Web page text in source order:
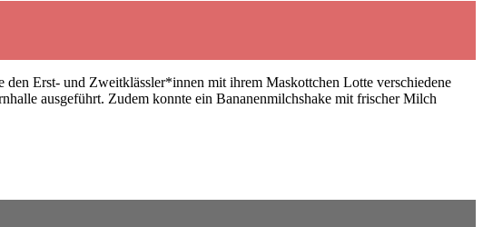
Erst- und Zweitklässler*innen mit ihrem Maskottchen Lotte verschiedene
ausgeführt. Zudem konnte ein Bananenmilchshake mit frischer Milch